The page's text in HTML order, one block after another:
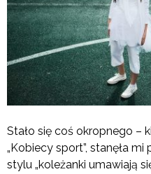
Stało się coś okropnego –
„Kobiecy sport”, stanęła
stylu „koleżanki umawiają